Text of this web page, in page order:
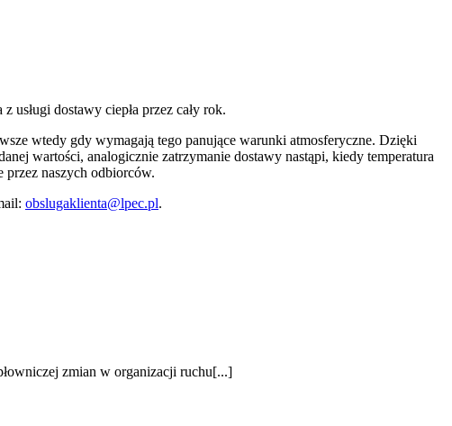
dostawy ciepła przez cały rok.
wtedy gdy wymagają tego panujące warunki atmosferyczne. Dzięki
wartości, analogicznie zatrzymanie dostawy nastąpi, kiedy temperatura
przez naszych odbiorców.
obslugaklienta@lpec.pl.
zmian w organizacji ruchu[...]